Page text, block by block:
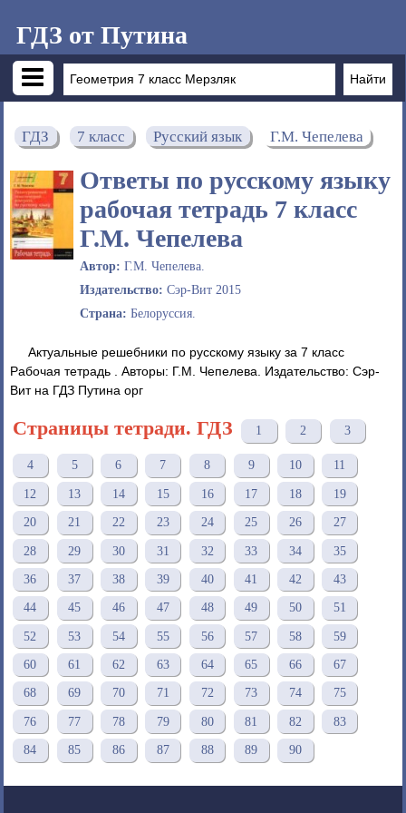
ГДЗ от Путина
ГДЗ 7 класс Русский язык Г.М. Чепелева
Ответы по русскому языку
рабочая тетрадь 7 класс
Г.М. Чепелева
Автор: Г.М. Чепелева.
Издательство: Сэр-Вит 2015
Страна: Белоруссия.
Актуальные решебники по русскому языку за 7 класс
Рабочая тетрадь . Авторы: Г.М. Чепелева. Издательство: Сэр-
Вит на ГДЗ Путина орг
Страницы тетради. ГДЗ 1 2 3
4 5 6 7 8 9 10 11
12 13 14 15 16 17 18 19
20 21 22 23 24 25 26 27
28 29 30 31 32 33 34 35
36 37 38 39 40 41 42 43
44 45 46 47 48 49 50 51
52 53 54 55 56 57 58 59
60 61 62 63 64 65 66 67
68 69 70 71 72 73 74 75
76 77 78 79 80 81 82 83
84 85 86 87 88 89 90